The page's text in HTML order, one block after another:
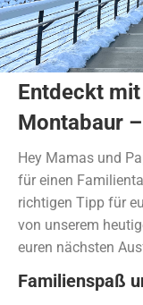
Entdeckt
Montabaur
Hey Mamas und
für einen
richtigen Tipp für
von unserem
euren nächsten
Familienspaß